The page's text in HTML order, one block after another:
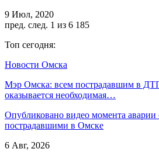
9 Июл, 2020
пред. след. 1 из 6 185
Топ сегодня:
Новости Омска
Мэр Омска: всем пострадавшим в
оказывается необходимая…
Опубликовано видео момента аварии
пострадавшими в Омске
6 Авг, 2026